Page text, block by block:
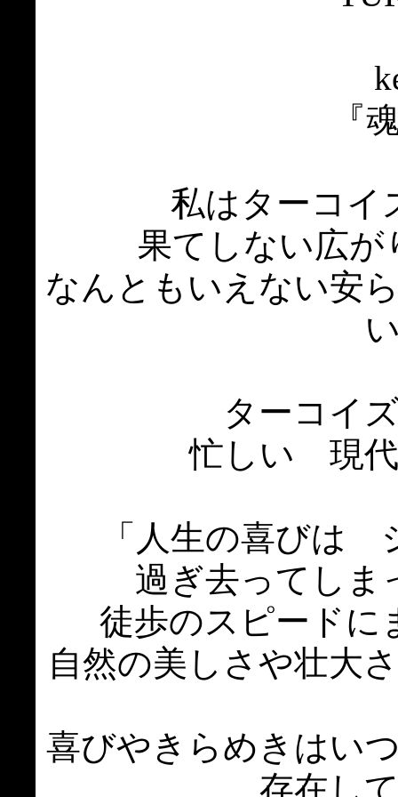
『
私はターコイ
果てしない広が
なんともいえない安
ターコイ
忙しい 現代
「人生の喜びは
過ぎ去ってしま
徒歩のスピードに
自然の美しさや壮大
喜びやきらめきはい
存在し